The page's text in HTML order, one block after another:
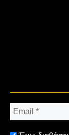
Email
*